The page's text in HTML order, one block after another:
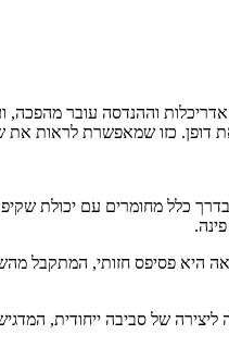
וההנדסה עובר מהפכה,
דופן. כזו שמאפשרת לראות את
מחומרים עם יכולת
פסיפס חזותי, המתקבל
ליצירה של סביבה ייחודית,